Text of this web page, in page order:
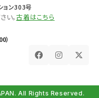
ン303号
い。古着はこちら
）
All Rights Reserved.